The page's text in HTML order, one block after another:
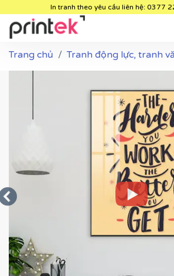
In tranh theo yêu cầu liên hệ: 0377
Trang chủ Tranh động lực, tranh